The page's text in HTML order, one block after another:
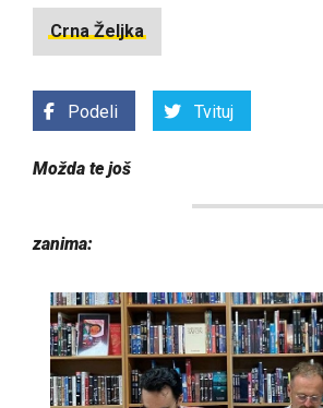
Crna Željka
Podeli Tvituj
Možda te još
zanima: